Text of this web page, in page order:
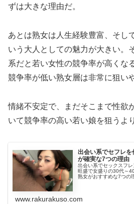
ずは大きな理由だ。
あとは熟女は人生経験豊富、そし
いう大人としての魅力が大きい。
系だと若い女性の競争率が高くな
競争率が低い熟女層は非常に狙い
情緒不安定で、まだそこまで性欲
いて競争率の高い若い娘を狙うよ
出会い系でセフレ
が確実な7つの理由
出会い系でセックスフ
旺盛で女盛りの30代～
熟女がおすすめな7つの
www.rakurakuso.com